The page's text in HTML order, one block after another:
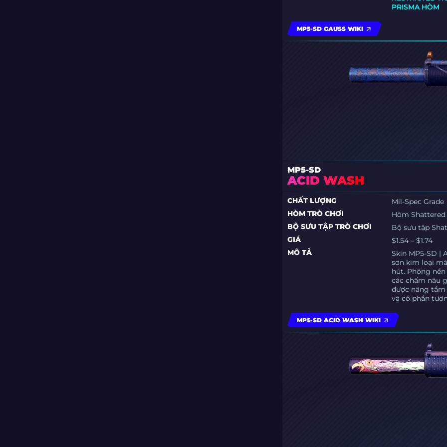
PRISMA HÒM
MP5-SD GAUSS WIKI
MP5-SD
ACID WASH
CHẤT LƯỢNG
Mil-Spec Grade
HÒM TRÒ CHƠI
Hòm Shattered
BỘ SƯU TẬP TRÒ CHƠI
Bộ sưu tập
GIÁ
$1.54 – $1.74
MÔ TẢ
Skin MP5-SD |
sơn kim loại
hút. Phông
các chấm nâu
được nâng
và có phần
MP5-SD ACID WASH WIKI